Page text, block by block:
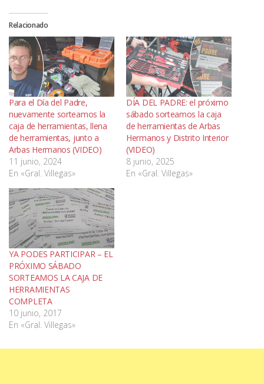
Relacionado
Para el Día del Padre,
nuevamente sorteamos la
caja de herramientas, llena
de herramientas, junto a
Arbas Hermanos (VIDEO)
11 junio, 2024
En «Gral. Villegas»
DÍA DEL PADRE: el próximo
sábado sorteamos la caja
de herramientas de Arbas
Hermanos y Distrito Interior
(VIDEO)
8 junio, 2025
En «Gral. Villegas»
YA PODES PARTICIPAR – EL
PRÓXIMO SÁBADO
SORTEAMOS LA CAJA DE
HERRAMIENTAS
COMPLETA
10 junio, 2017
En «Gral. Villegas»